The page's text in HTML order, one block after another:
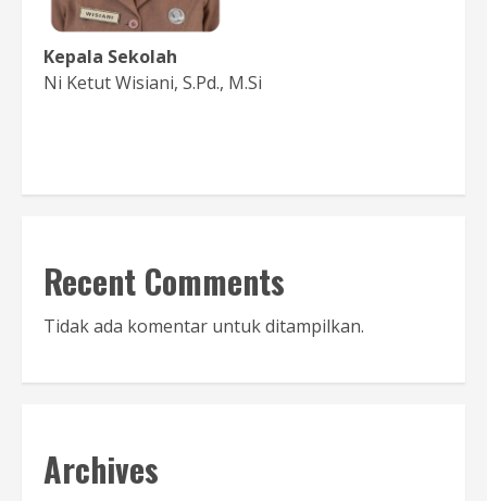
Kepala Sekolah
Ni Ketut Wisiani, S.Pd., M.Si
Recent Comments
Tidak ada komentar untuk ditampilkan.
Archives